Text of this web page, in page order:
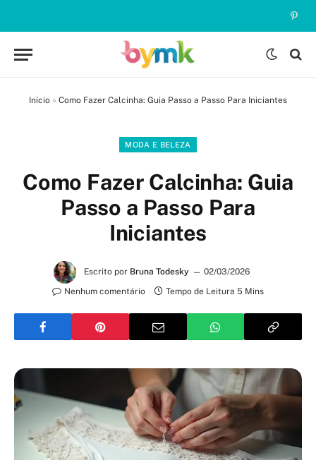
Início » Como Fazer Calcinha: Guia Passo a Passo Para Iniciantes
MODA E BELEZA
Como Fazer Calcinha: Guia
Passo a Passo Para
Iniciantes
Escrito por Bruna Todesky
02/03/2026
Nenhum comentário
Tempo de Leitura 5 Mins